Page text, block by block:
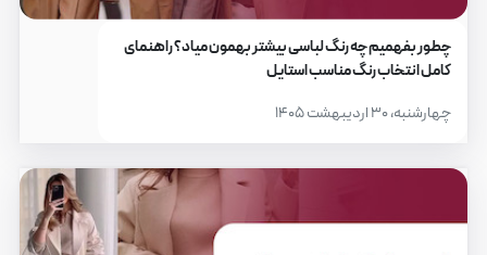
چطور بفهمیم چه رنگ لباسی بیشتر بهمون میاد؟ راهنمای
کامل انتخاب رنگ مناسب استایل
چهارشنبه، ۳۰ اردیبهشت ۱۴۰۵